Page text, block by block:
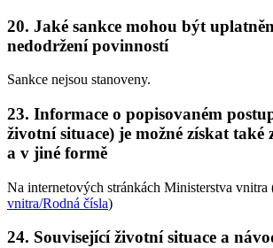
20. Jaké sankce mohou být
nedodržení povinností
Sankce nejsou stanoveny.
23. Informace o popisovaném
životní situace) je možné získat
a v jiné formě
Na internetových stránkách Ministerstva vnitra
vnitra/Rodná čísla)
24. Související životní situace a